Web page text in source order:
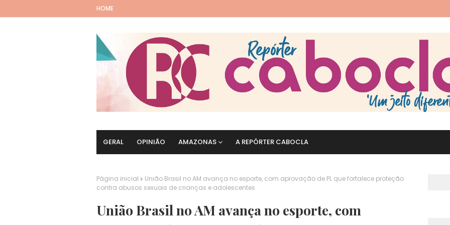
HOME
GERAL OPINIÃO AMAZONAS A REPÓRTER CABOCLA
Página inicial
União Brasil no AM avança no esporte, com aprovação de PL que fortalece proteção
contra abusos sexuais de crianças e adolescentes
União Brasil no AM avança no esporte, com